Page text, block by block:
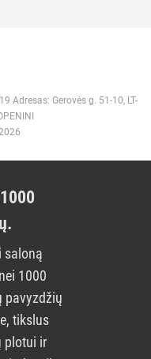
Adresas: Gerovės g. 51-10, LT-
saloną
1000
pavyzdžių
tikslus
plotui ir